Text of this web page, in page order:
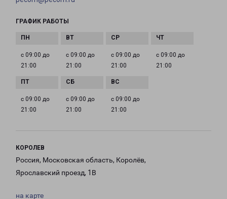
ГРАФИК РАБОТЫ
с 09:00 до
21:00
с 09:00 до
21:00
с 09:00 до
21:00
с 09:00 до
21:00
с 09:00 до
21:00
с 09:00 до
21:00
с 09:00 до
21:00
КОРОЛЕВ
Россия, Московская область, Королёв,
Ярославский проезд, 1В
на карте